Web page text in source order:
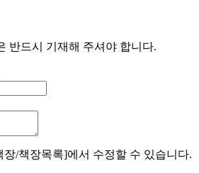
반드시 기재해 주셔야 합니다.
장/책장목록]에서 수정할 수 있습니다.